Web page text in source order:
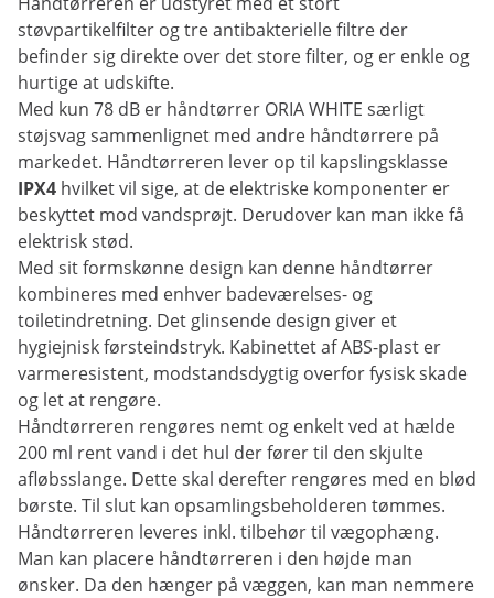
støvpartikelfilter og tre antibakterielle filtre der
befinder sig direkte over det store filter, og er enkle og
hurtige at udskifte.
Med kun 78 dB er håndtørrer ORIA WHITE særligt
støjsvag sammenlignet med andre håndtørrere på
markedet. Håndtørreren lever op til kapslingsklasse
IPX4 hvilket vil sige, at de elektriske komponenter er
beskyttet mod vandsprøjt. Derudover kan man ikke få
elektrisk stød.
Med sit formskønne design kan denne håndtørrer
kombineres med enhver badeværelses- og
toiletindretning. Det glinsende design giver et
hygiejnisk førsteindstryk. Kabinettet af ABS-plast er
varmeresistent, modstandsdygtig overfor fysisk skade
og let at rengøre.
Håndtørreren rengøres nemt og enkelt ved at hælde
200 ml rent vand i det hul der fører til den skjulte
afløbsslange. Dette skal derefter rengøres med en blød
børste. Til slut kan opsamlingsbeholderen tømmes.
Håndtørreren leveres inkl. tilbehør til vægophæng.
Man kan placere håndtørreren i den højde man
ønsker. Da den hænger på væggen, kan man nemmere